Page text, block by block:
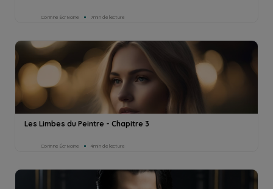
Corinne Écrivaine 7min de lecture
Les Limbes du Peintre - Chapitre 3
Corinne Écrivaine 4min de lecture